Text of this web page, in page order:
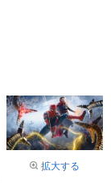
拡大する